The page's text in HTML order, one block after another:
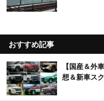
おすすめ記事
【国産＆外
想＆新車ス